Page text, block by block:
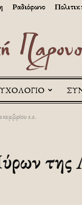
Ραδιόφωνο
ε.ε.
της